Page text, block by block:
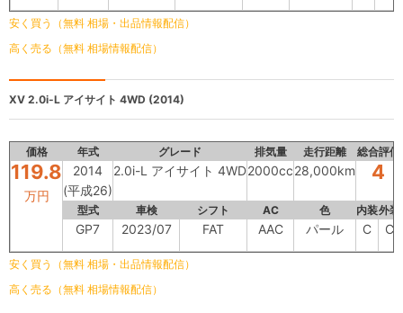
安く買う（無料 相場・出品情報配信）
高く売る（無料 相場情報配信）
XV 2.0i-L アイサイト 4WD (2014)
価格 年式 グレード 排気量 走行距離 総合評価
119.8
万円
2014
(平成26)
2.0i-L アイサイト 4WD2000cc28,000km 4
型式 車検 シフト AC 色 内装外装
GP7 2023/07 FAT AAC パール C C
安く買う（無料 相場・出品情報配信）
高く売る（無料 相場情報配信）